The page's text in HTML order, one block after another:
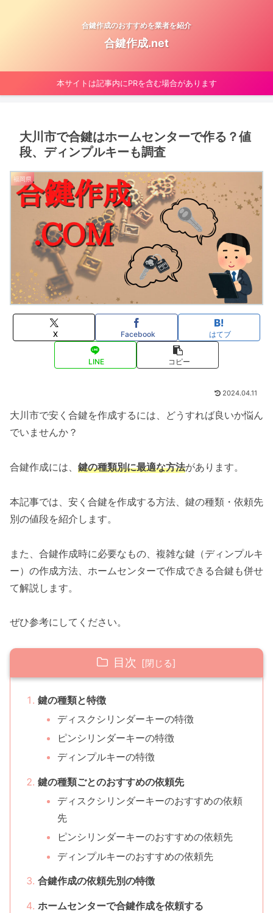
合鍵作成のおすすめを業者を紹介
合鍵作成.net
本サイトは記事内にPRを含む場合があります
大川市で合鍵はホームセンターで作る？値
段、ディンプルキーも調査
福岡県
X Facebook はてブ
LINE コピー
2024.04.11
大川市で安く合鍵を作成するには、どうすれば良いか悩ん
でいませんか？
合鍵作成には、 鍵の種類別に最適な方法があります。
本記事では、安く合鍵を作成する方法、鍵の種類・依頼先
別の値段を紹介します。
また、合鍵作成時に必要なもの、複雑な鍵（ディンプルキ
ー）の作成方法、ホームセンターで作成できる合鍵も併せ
て解説します。
ぜひ参考にしてください。
目次
鍵の種類と特徴
ディスクシリンダーキーの特徴
ピンシリンダーキーの特徴
ディンプルキーの特徴
鍵の種類ごとのおすすめの依頼先
ディスクシリンダーキーのおすすめの依頼
先
ピンシリンダーキーのおすすめの依頼先
ディンプルキーのおすすめの依頼先
合鍵作成の依頼先別の特徴
ホームセンターで合鍵作成を依頼する